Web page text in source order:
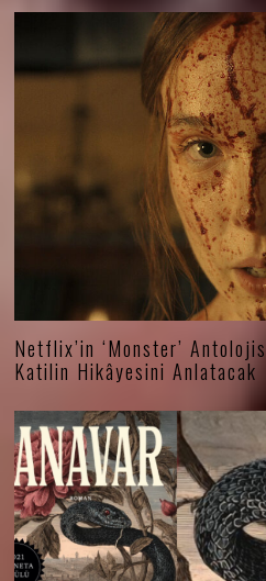
Netflix’in ‘Monster’
Katilin Hikâyesini Anlatacak